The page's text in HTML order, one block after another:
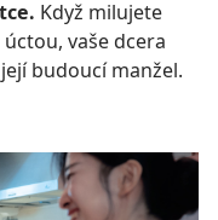
Když milujete
vaše dcera
budoucí manžel.